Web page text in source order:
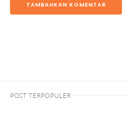
TAMBAHKAN KOMENTAR
POST TERPOPULER